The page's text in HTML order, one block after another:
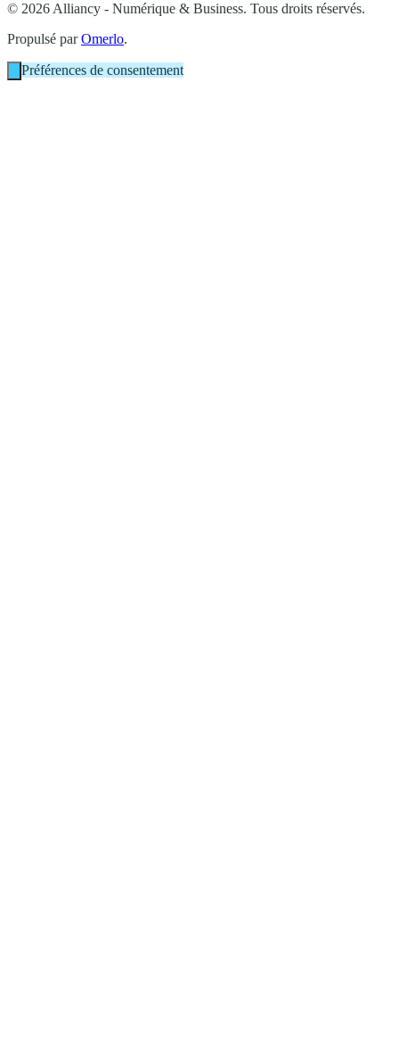
© 2026 Alliancy - Numérique & Business. Tous droits réservés.
Propulsé parOmerlo.
Préférences de consentement